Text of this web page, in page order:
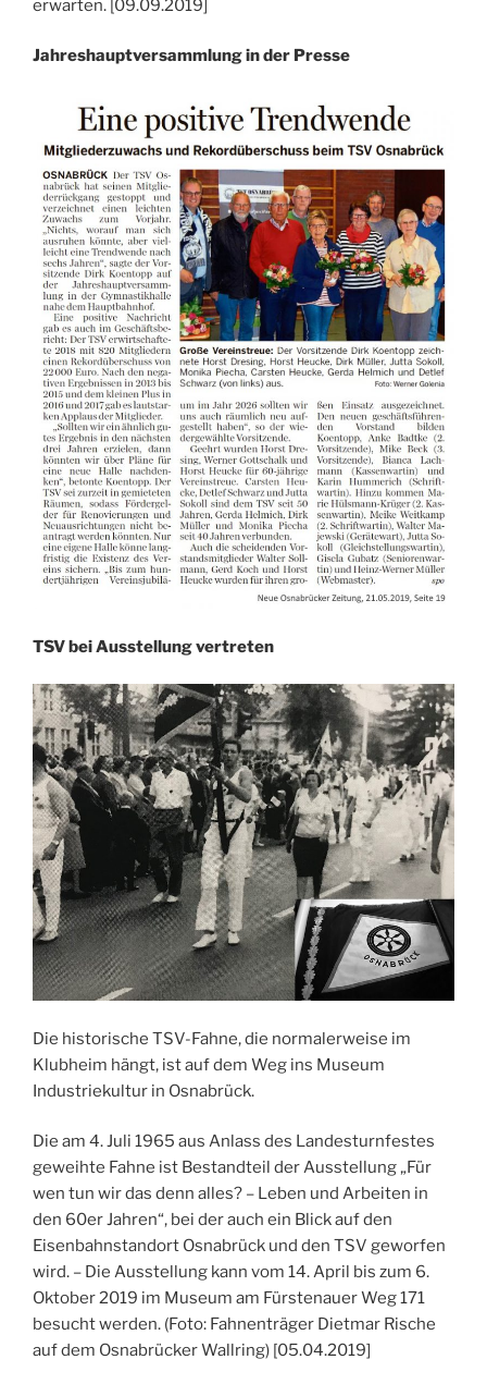
erwarten. [09.09.2019]
Jahreshauptversammlung in der Presse
TSV bei Ausstellung vertreten
Die historische TSV-Fahne, die normalerweise im
Klubheim hängt, ist auf dem Weg ins Museum
Industriekultur in Osnabrück.
Die am 4. Juli 1965 aus Anlass des Landesturnfestes
geweihte Fahne ist Bestandteil der Ausstellung „Für
wen tun wir das denn alles? – Leben und Arbeiten in
den 60er Jahren“, bei der auch ein Blick auf den
Eisenbahnstandort Osnabrück und den TSV geworfen
wird. – Die Ausstellung kann vom 14. April bis zum 6.
Oktober 2019 im Museum am Fürstenauer Weg 171
besucht werden. (Foto: Fahnenträger Dietmar Rische
auf dem Osnabrücker Wallring) [05.04.2019]